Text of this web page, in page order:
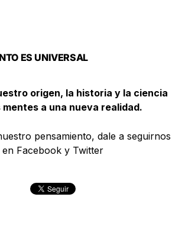
ES UNIVERSAL
origen, la historia y la ciencia
mentes a una nueva realidad.
pensamiento, dale a seguirnos
en Facebook y Twitter